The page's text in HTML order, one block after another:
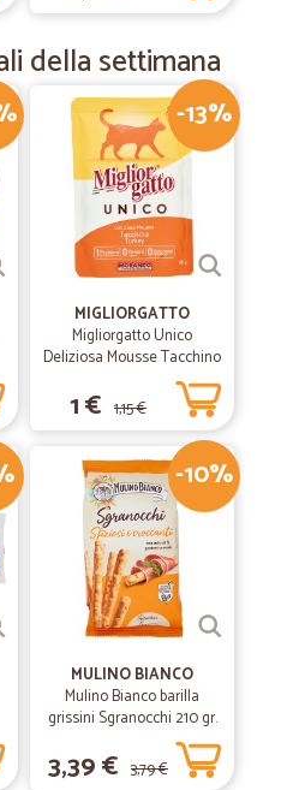
nell'ordine. Grazie
della settimana
-13%
MIGLIORGATTO
Migliorgatto Unico
Deliziosa Mousse Tacchino
1 € 1,15 €
-10%
MULINO BIANCO
Mulino Bianco barilla
grissini Sgranocchi 210 gr.
3,39 € 3,79 €